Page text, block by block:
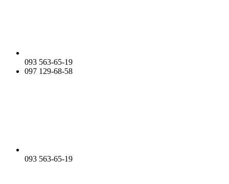
093 563-65-19
097 129-68-58
093 563-65-19